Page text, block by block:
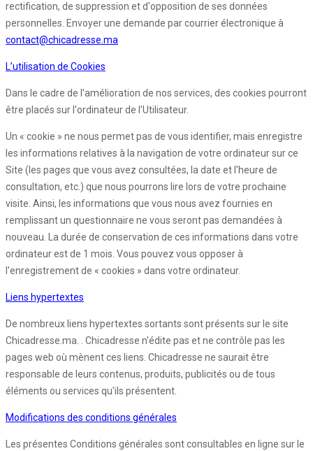
rectification, de suppression et d'opposition de ses données
personnelles. Envoyer une demande par courrier électronique à
contact@chicadresse.ma
L’utilisation de Cookies
Dans le cadre de l'amélioration de nos services, des cookies pourront
être placés sur l'ordinateur de l'Utilisateur.
Un « cookie » ne nous permet pas de vous identifier, mais enregistre
les informations relatives à la navigation de votre ordinateur sur ce
Site (les pages que vous avez consultées, la date et l'heure de
consultation, etc.) que nous pourrons lire lors de votre prochaine
visite. Ainsi, les informations que vous nous avez fournies en
remplissant un questionnaire ne vous seront pas demandées à
nouveau. La durée de conservation de ces informations dans votre
ordinateur est de 1 mois. Vous pouvez vous opposer à
l'enregistrement de « cookies » dans votre ordinateur.
Liens hypertextes
De nombreux liens hypertextes sortants sont présents sur le site
Chicadresse.ma. . Chicadresse n'édite pas et ne contrôle pas les
pages web où mènent ces liens. Chicadresse ne saurait être
responsable de leurs contenus, produits, publicités ou de tous
éléments ou services qu'ils présentent.
Modifications des conditions générales
Les présentes Conditions générales sont consultables en ligne sur le